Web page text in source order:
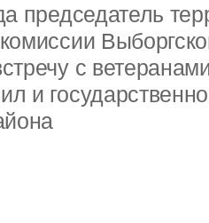
председатель
с
и